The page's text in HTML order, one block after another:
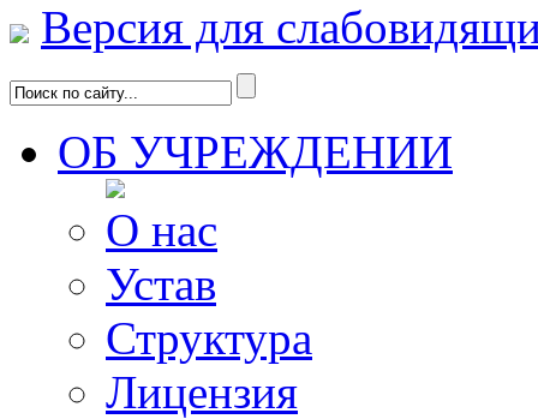
Версия для
ОБ УЧРЕЖДЕНИИ
О нас
Устав
Структура
Лицензия